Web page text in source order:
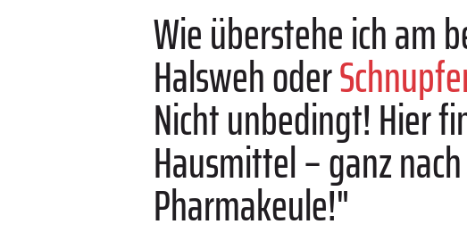
Wie überstehe ich am
Halsweh oder
Nicht unbedingt! Hier
Hausmittel – ganz
Pharmakeule!"